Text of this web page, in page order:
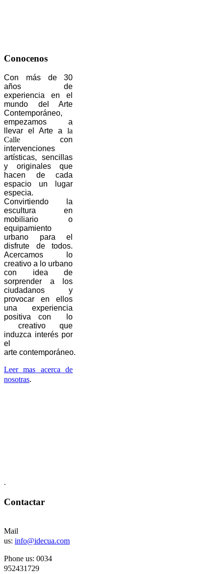
Conocenos
Con más de 30
años de
experiencia en el
mundo del Arte
Contemporáneo,
empezamos a
llevar el Arte ala
Calle con
intervenciones
artísticas, sencillas
y originales que
hacen de cada
espacio un lugar
especia.
Convirtiendo la
escultura en
mobiliario o
equipamiento
urbano para el
disfrute de todos.
Acercamos lo
creativo a lo urbano
con idea de
sorprender a los
ciudadanos y
provocar en ellos
una experiencia
positiva con lo
creativo que
induzca interés por
el
arte contemporáneo.
Leer mas acerca de
nosotras.
.
Contactar
Mail
us: info@idecua.com
Phone us: 0034
952431729